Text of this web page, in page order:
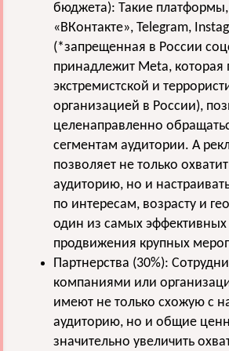
бюджета): Такие платформы,
«ВКонтакте», Telegram,
(*запрещенная в России
принадлежит Meta, которая
экстремистской и
организацией в России),
целенаправленно
сегментам аудитории. А
позволяет не только
аудиторию, но и
по интересам, возрасту и
один из самых эффективных
продвижения крупных
Партнерства (30%):
компаниями или
имеют не только схожую с
аудиторию, но и общие
значительно увеличить